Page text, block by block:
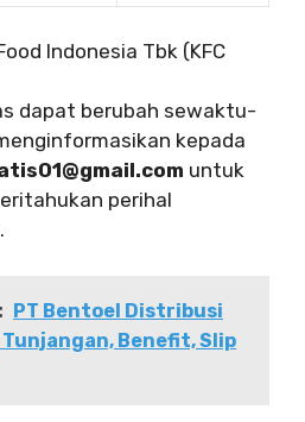
Indonesia Tbk (KFC
dapat berubah sewaktu-
kepada
untuk
perihal
PT Bentoel Distribusi
Benefit, Slip